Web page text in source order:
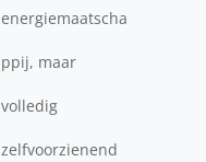
energiemaatscha
ppij, maar
volledig
zelfvoorzienend